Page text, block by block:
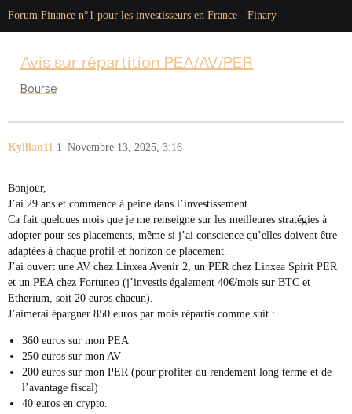
Forum Finance n°1 pour les investisseurs en France - Finary
Avis sur répartition PEA/AV/PER
Bourse
Kyllian11 Novembre 13, 2025, 3:16
1
Bonjour,
J’ai 29 ans et commence à peine dans l’investissement.
Ca fait quelques mois que je me renseigne sur les meilleures stratégies à
adopter pour ses placements, même si j’ai conscience qu’elles doivent être
adaptées à chaque profil et horizon de placement.
J’ai ouvert une AV chez Linxea Avenir 2, un PER chez Linxea Spirit PER
et un PEA chez Fortuneo (j’investis également 40€/mois sur BTC et
Etherium, soit 20 euros chacun).
J’aimerai épargner 850 euros par mois répartis comme suit :
360 euros sur mon PEA
250 euros sur mon AV
200 euros sur mon PER (pour profiter du rendement long terme et de
l’avantage fiscal)
40 euros en crypto.